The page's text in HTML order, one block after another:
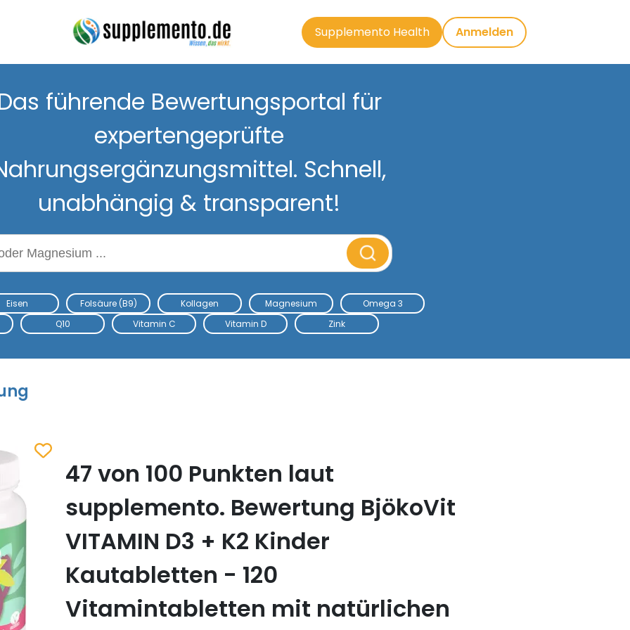
Supplemento Health Anmelden
führende Bewertungsportal für
expertengeprüfte
Schnell,
unabhängig & transparent!
Eisen Folsäure (B9) Kollagen Magnesium
Omega 3
Q10 Vitamin C Vitamin D Zink
Zum Merkzettel hinzufügen
47 von 100 Punkten laut
supplemento. Bewertung BjökoVit
VITAMIN D3 + K2 Kinder
Kautabletten - 120
Vitamintabletten mit natürlichen